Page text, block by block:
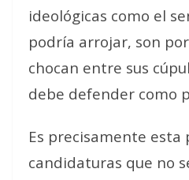
ideológicas como el
podría arrojar, son
chocan entre sus
debe defender como
Es precisamente esta
candidaturas que no